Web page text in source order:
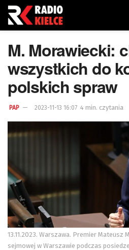
M. Morawiecki:
wszystkich do
polskich spraw
PAP 2023-11-13 16:07 4 min. czytania
13.11.2023. Warszawa. Premier Mateusz
sejmowej w Warszawie podczas